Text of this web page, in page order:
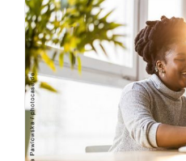
Online-Sprechstunde